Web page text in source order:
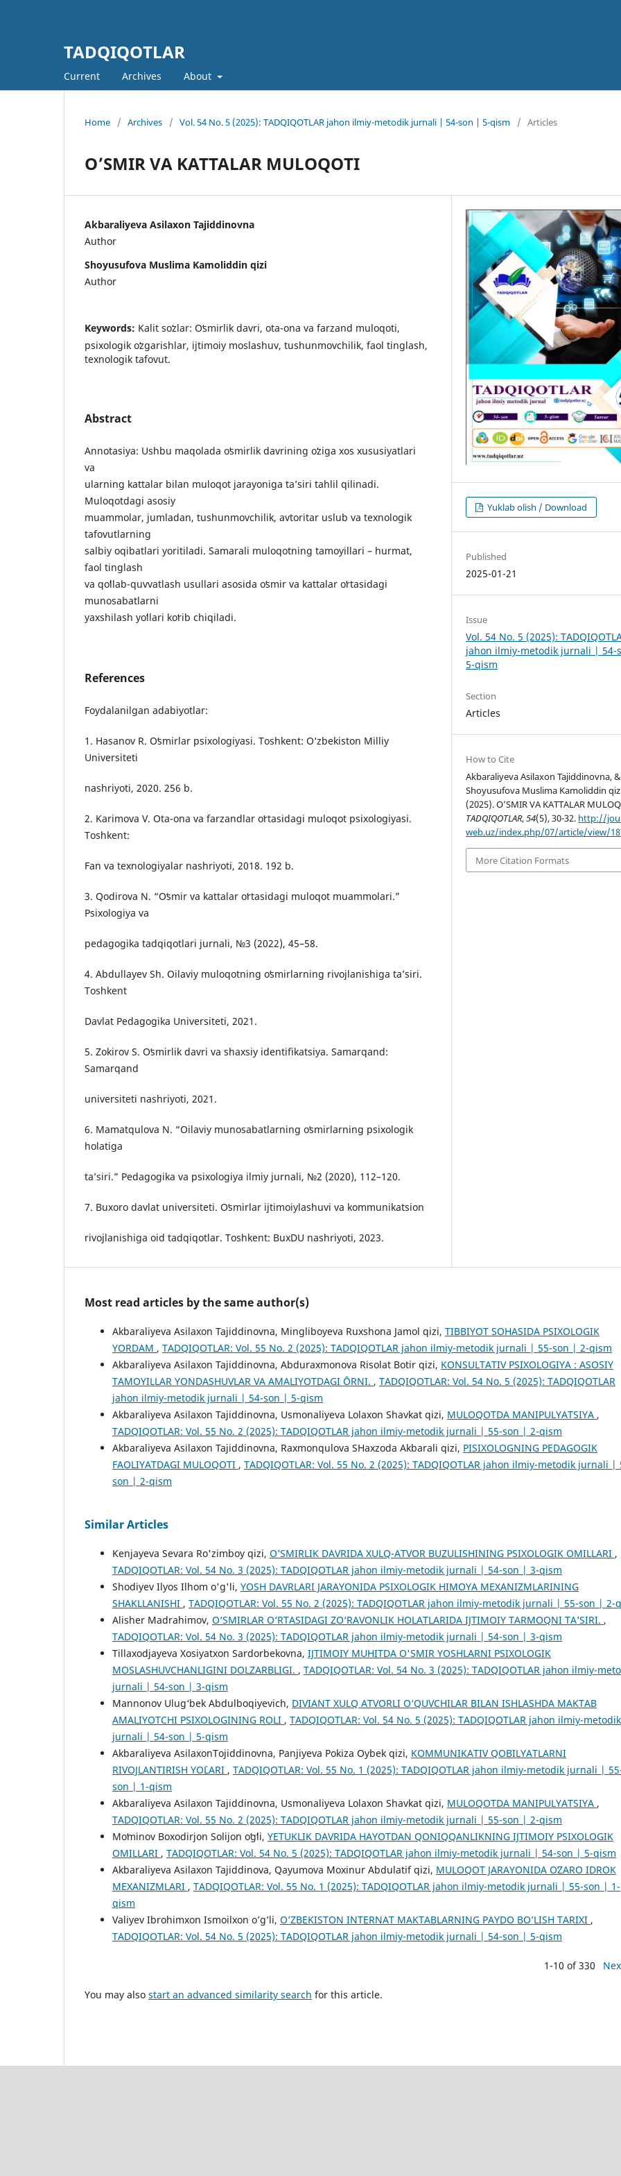
TADQIQOTLAR
Current Archives About
Home / Archives / Vol. 54 No. 5 (2025): TADQIQOTLAR jahon ilmiy-metodik jurnali | 54-son | 5-qism / Articles
O’SMIR VA KATTALAR MULOQOTI
Akbaraliyeva Asilaxon Tajiddinovna
Author
Shoyusufova Muslima Kamoliddin qizi
Author
Keywords: Kalit soʻzlar: Oʻsmirlik davri, ota-ona va farzand muloqoti,
psixologik oʻzgarishlar, ijtimoiy moslashuv, tushunmovchilik, faol tinglash,
texnologik tafovut.
Abstract
Annotasiya: Ushbu maqolada oʻsmirlik davrining oʻziga xos xususiyatlari
va
ularning kattalar bilan muloqot jarayoniga taʼsiri tahlil qilinadi.
Muloqotdagi asosiy
muammolar, jumladan, tushunmovchilik, avtoritar uslub va texnologik
tafovutlarning
salbiy oqibatlari yoritiladi. Samarali muloqotning tamoyillari – hurmat,
faol tinglash
va qoʻllab-quvvatlash usullari asosida oʻsmir va kattalar oʻrtasidagi
munosabatlarni
yaxshilash yoʻllari koʻrib chiqiladi.
References
Foydalanilgan adabiyotlar:
1. Hasanov R. Oʻsmirlar psixologiyasi. Toshkent: O‘zbekiston Milliy
Universiteti
nashriyoti, 2020. 256 b.
2. Karimova V. Ota-ona va farzandlar oʻrtasidagi muloqot psixologiyasi.
Toshkent:
Fan va texnologiyalar nashriyoti, 2018. 192 b.
3. Qodirova N. “Oʻsmir va kattalar oʻrtasidagi muloqot muammolari.”
Psixologiya va
pedagogika tadqiqotlari jurnali, №3 (2022), 45–58.
4. Abdullayev Sh. Oilaviy muloqotning oʻsmirlarning rivojlanishiga taʼsiri.
Toshkent
Davlat Pedagogika Universiteti, 2021.
5. Zokirov S. Oʻsmirlik davri va shaxsiy identifikatsiya. Samarqand:
Samarqand
universiteti nashriyoti, 2021.
6. Mamatqulova N. “Oilaviy munosabatlarning oʻsmirlarning psixologik
holatiga
taʼsiri.” Pedagogika va psixologiya ilmiy jurnali, №2 (2020), 112–120.
7. Buxoro davlat universiteti. Oʻsmirlar ijtimoiylashuvi va kommunikatsion
rivojlanishiga oid tadqiqotlar. Toshkent: BuxDU nashriyoti, 2023.
Yuklab olish / Download
Published
2025-01-21
Issue
Vol. 54 No. 5 (2025):
jahon ilmiy-metodik jurnali | 54-
5-qism
Section
Articles
How to Cite
Akbaraliyeva Asilaxon Tajiddinovna, &
Shoyusufova Muslima Kamoliddin
(2025). O’SMIR VA KATTALAR
TADQIQOTLAR,54(5), 30-32. http://
web.uz/index.php/07/article/view/
More Citation Formats
Most read articles by the same author(s)
Akbaraliyeva Asilaxon Tajiddinovna, Mingliboyeva Ruxshona Jamol qizi, TIBBIYOT SOHASIDA PSIXOLOGIK
YORDAM , TADQIQOTLAR: Vol. 55 No. 2 (2025): TADQIQOTLAR jahon ilmiy-metodik jurnali | 55-son | 2-qism
Akbaraliyeva Asilaxon Tajiddinovna, Abduraxmonova Risolat Botir qizi, KONSULTATIV PSIXOLOGIYA : ASOSIY
TAMOYILLAR YONDASHUVLAR VA AMALIYOTDAGI ŌRNI. , TADQIQOTLAR: Vol. 54 No. 5 (2025): TADQIQOTLAR
jahon ilmiy-metodik jurnali | 54-son | 5-qism
Akbaraliyeva Asilaxon Tajiddinovna, Usmonaliyeva Lolaxon Shavkat qizi, MULOQOTDA MANIPULYATSIYA ,
TADQIQOTLAR: Vol. 55 No. 2 (2025): TADQIQOTLAR jahon ilmiy-metodik jurnali | 55-son | 2-qism
Akbaraliyeva Asilaxon Tajiddinovna, Raxmonqulova SHaxzoda Akbarali qizi, PISIXOLOGNING PEDAGOGIK
FAOLIYATDAGI MULOQOTI , TADQIQOTLAR: Vol. 55 No. 2 (2025): TADQIQOTLAR jahon ilmiy-metodik jurnali |
son | 2-qism
Similar Articles
Kenjayeva Sevara Ro'zimboy qizi, O’SMIRLIK DAVRIDA XULQ-ATVOR BUZULISHINING PSIXOLOGIK OMILLARI ,
TADQIQOTLAR: Vol. 54 No. 3 (2025): TADQIQOTLAR jahon ilmiy-metodik jurnali | 54-son | 3-qism
Shodiyev Ilyos Ilhom o'g'li, YOSH DAVRLARI JARAYONIDA PSIXOLOGIK HIMOYA MEXANIZMLARINING
SHAKLLANISHI , TADQIQOTLAR: Vol. 55 No. 2 (2025): TADQIQOTLAR jahon ilmiy-metodik jurnali | 55-son | 2-
Alisher Madrahimov, O‘SMIRLAR O‘RTASIDAGI ZO‘RAVONLIK HOLATLARIDA IJTIMOIY TARMOQNI TAʼSIRI. ,
TADQIQOTLAR: Vol. 54 No. 3 (2025): TADQIQOTLAR jahon ilmiy-metodik jurnali | 54-son | 3-qism
Tillaxodjayeva Xosiyatxon Sardorbekovna, IJTIMOIY MUHITDA O'SMIR YOSHLARNI PSIXOLOGIK
MOSLASHUVCHANLIGINI DOLZARBLIGI. , TADQIQOTLAR: Vol. 54 No. 3 (2025): TADQIQOTLAR jahon ilmiy-
jurnali | 54-son | 3-qism
Mannonov Ulug‘bek Abdulboqiyevich, DIVIANT XULQ ATVORLI O‘QUVCHILAR BILAN ISHLASHDA MAKTAB
AMALIYOTCHI PSIXOLOGINING ROLI , TADQIQOTLAR: Vol. 54 No. 5 (2025): TADQIQOTLAR jahon ilmiy-metodik
jurnali | 54-son | 5-qism
Akbaraliyeva AsilaxonTojiddinovna, Panjiyeva Pokiza Oybek qizi, KOMMUNIKATIV QOBILYATLARNI
RIVOJLANTIRISH YO`LARI , TADQIQOTLAR: Vol. 55 No. 1 (2025): TADQIQOTLAR jahon ilmiy-metodik jurnali |
son | 1-qism
Akbaraliyeva Asilaxon Tajiddinovna, Usmonaliyeva Lolaxon Shavkat qizi, MULOQOTDA MANIPULYATSIYA ,
TADQIQOTLAR: Vol. 55 No. 2 (2025): TADQIQOTLAR jahon ilmiy-metodik jurnali | 55-son | 2-qism
Moʻminov Boxodirjon Solijon oʻgʻli, YETUKLIK DAVRIDA HAYOTDAN QONIQQANLIKNING IJTIMOIY PSIXOLOGIK
OMILLARI , TADQIQOTLAR: Vol. 54 No. 5 (2025): TADQIQOTLAR jahon ilmiy-metodik jurnali | 54-son | 5-qism
Akbaraliyeva Asilaxon Tajiddinova, Qayumova Moxinur Abdulatif qizi, MULOQOT JARAYONIDA OʻZARO IDROK
MEXANIZMLARI , TADQIQOTLAR: Vol. 55 No. 1 (2025): TADQIQOTLAR jahon ilmiy-metodik jurnali | 55-son | 1-
qism
Valiyev Ibrohimxon Ismoilxon o’g’li, O’ZBEKISTON INTERNAT MAKTABLARNING PAYDO BO’LISH TARIXI ,
TADQIQOTLAR: Vol. 54 No. 5 (2025): TADQIQOTLAR jahon ilmiy-metodik jurnali | 54-son | 5-qism
1-10 of 330
You may also start an advanced similarity search for this article.